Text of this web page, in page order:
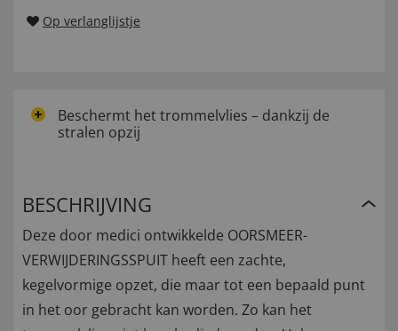
Op verlanglijstje
Beschermt het trommelvlies – dankzij de
stralen opzij
BESCHRIJVING
Deze door medici ontwikkelde OORSMEER-
VERWIJDERINGSSPUIT heeft een zachte,
kegelvormige opzet, die maar tot een bepaald punt
in het oor gebracht kan worden. Zo kan het